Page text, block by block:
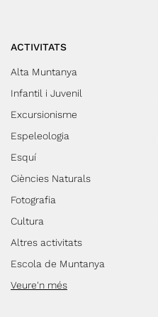
ACTIVITATS
Alta Muntanya
Infantil i Juvenil
Excursionisme
Espeleologia
Esquí
Ciències Naturals
Fotografia
Cultura
Altres activitats
Escola de Muntanya
Veure'n més